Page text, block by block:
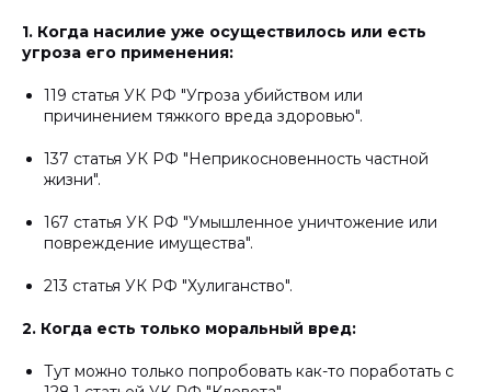
1. Когда насилие уже осуществилось или есть
угроза его применения:
119 статья УК РФ "Угроза убийством или
причинением тяжкого вреда здоровью".
137 статья УК РФ "Неприкосновенность частной
жизни".
167 статья УК РФ "Умышленное уничтожение или
повреждение имущества".
213 статья УК РФ "Хулиганство".
2. Когда есть только моральный вред:
Тут можно только попробовать как-то поработать с